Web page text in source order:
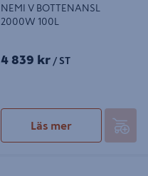
NEMI V BOTTENANSL
2000W 100L
4 839 kr / ST
Läs mer